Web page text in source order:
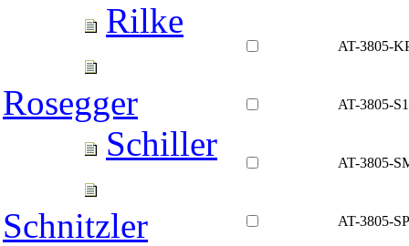
Rilke
Rosegger
Schiller
Schnitzler
AT-3805-
AT-3805-S1
AT-3805-
AT-3805-SP